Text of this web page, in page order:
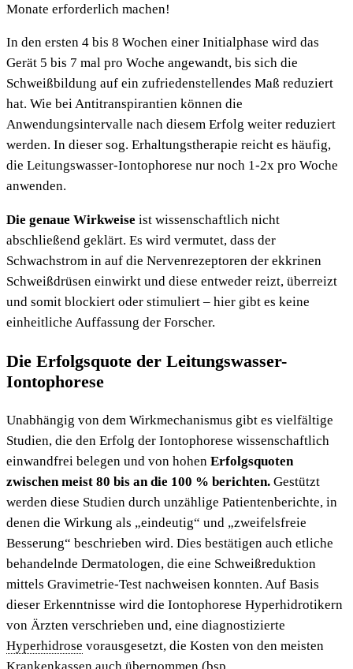
Monate erforderlich machen!
In den ersten 4 bis 8 Wochen einer Initialphase wird das
Gerät 5 bis 7 mal pro Woche angewandt, bis sich die
Schweißbildung auf ein zufriedenstellendes Maß reduziert
hat. Wie bei Antitranspirantien können die
Anwendungsintervalle nach diesem Erfolg weiter reduziert
werden. In dieser sog. Erhaltungstherapie reicht es häufig,
die Leitungswasser-Iontophorese nur noch 1-2x pro Woche
anwenden.
Die genaue Wirkweise ist wissenschaftlich nicht
abschließend geklärt. Es wird vermutet, dass der
Schwachstrom in auf die Nervenrezeptoren der ekkrinen
Schweißdrüsen einwirkt und diese entweder reizt, überreizt
und somit blockiert oder stimuliert – hier gibt es keine
einheitliche Auffassung der Forscher.
Die Erfolgsquote der Leitungswasser-
Iontophorese
Unabhängig von dem Wirkmechanismus gibt es vielfältige
Studien, die den Erfolg der Iontophorese wissenschaftlich
einwandfrei belegen und von hohen Erfolgsquoten
zwischen meist 80 bis an die 100 % berichten. Gestützt
werden diese Studien durch unzählige Patientenberichte, in
denen die Wirkung als „eindeutig“ und „zweifelsfreie
Besserung“ beschrieben wird. Dies bestätigen auch etliche
behandelnde Dermatologen, die eine Schweißreduktion
mittels Gravimetrie-Test nachweisen konnten. Auf Basis
dieser Erkenntnisse wird die Iontophorese Hyperhidrotikern
von Ärzten verschrieben und, eine diagnostizierte
Hyperhidrose vorausgesetzt, die Kosten von den meisten